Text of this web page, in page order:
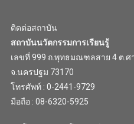
ติดต่อสถาบัน
สถาบันนวัตกรรมการเรียนรู้
เลขที่ 999 ถ.พุทธมณฑลสาย 4 ต.
จ.นครปฐม 73170
โทรศัพท์ : 0-2441-9729
มือถือ : 08-6320-5925